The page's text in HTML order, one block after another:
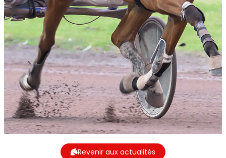
Revenir aux actualités